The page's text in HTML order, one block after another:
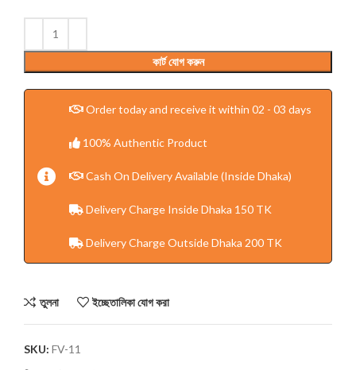
কার্ট যোগ করুন
Order today and receive it within 02 - 03 days
100% Authentic Product
Cash On Delivery Available (Inside Dhaka)
Delivery Charge Inside Dhaka 150 TK
Delivery Charge Outside Dhaka 200 TK
তুলনা ইচ্ছেতালিকা যোগ করা
SKU: FV-11